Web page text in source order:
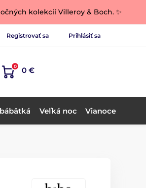
kolekcií Villeroy & Boch. ✨
Registrovať sa Prihlásiť sa
0 0 €
Veľká noc Vianoce